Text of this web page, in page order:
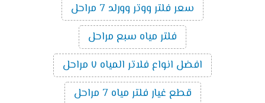
سعر فلتر ووتر وورلد 7 مراحل
فلتر مياه سبع مراحل
افضل انواع فلاتر المياه ٧ مراحل
قطع غيار فلتر مياه 7 مراحل